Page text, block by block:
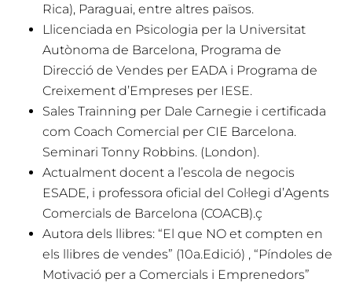
Rica), Paraguai, entre altres països.
Llicenciada en Psicologia per la Universitat
Autònoma de Barcelona, Programa de
Direcció de Vendes per EADA i Programa de
Creixement d’Empreses per IESE.
Sales Trainning per Dale Carnegie i certificada
com Coach Comercial per CIE Barcelona.
Seminari Tonny Robbins. (London).
Actualment docent a l’escola de negocis
ESADE, i professora oficial del Col·legi d’Agents
Comercials de Barcelona (COACB).ç
Autora dels llibres: “El que NO et compten en
els llibres de vendes” (10a.Edició) , “Píndoles de
Motivació per a Comercials i Emprenedors”